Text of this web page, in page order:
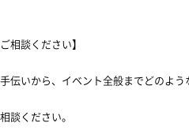
相談ください】
伝いから、イベント全般までどのよう
談ください。